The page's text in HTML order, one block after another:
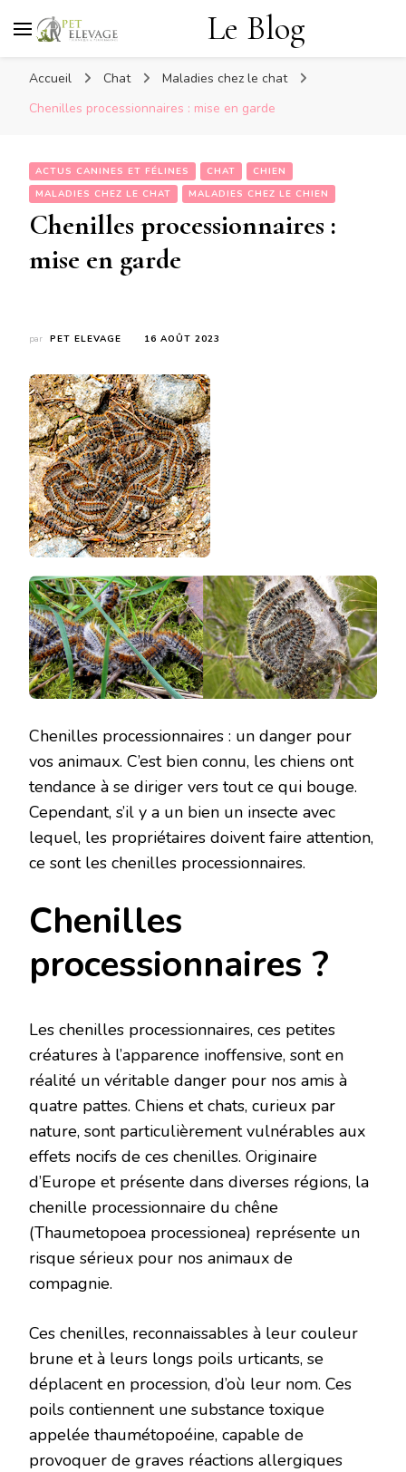
Le Blog
Accueil Chat
Maladies chez le chat
Chenilles processionnaires : mise en garde
ACTUS CANINES ET FÉLINES CHAT
CHIEN
MALADIES CHEZ LE CHAT
MALADIES CHEZ LE CHIEN
Chenilles processionnaires :
mise en garde
par PET ELEVAGE 16 AOÛT 2023
Chenilles processionnaires : un danger pour
vos animaux. C’est bien connu, les chiens ont
tendance à se diriger vers tout ce qui bouge.
Cependant, s’il y a un bien un insecte avec
lequel, les propriétaires doivent faire attention,
ce sont les chenilles processionnaires.
Chenilles
processionnaires ?
Les chenilles processionnaires, ces petites
créatures à l’apparence inoffensive, sont en
réalité un véritable danger pour nos amis à
quatre pattes. Chiens et chats, curieux par
nature, sont particulièrement vulnérables aux
effets nocifs de ces chenilles. Originaire
d’Europe et présente dans diverses régions, la
chenille processionnaire du chêne
(Thaumetopoea processionea) représente un
risque sérieux pour nos animaux de
compagnie.
Ces chenilles, reconnaissables à leur couleur
brune et à leurs longs poils urticants, se
déplacent en procession, d’où leur nom. Ces
poils contiennent une substance toxique
appelée thaumétopoéine, capable de
provoquer de graves réactions allergiques